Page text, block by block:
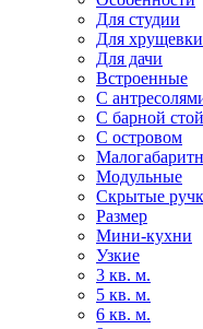
Для студии
Для хрущевки
Для дачи
Встроенные
С
С барной
С островом
Модульные
Скрытые
Размер
Мини-кухни
Узкие
3 кв. м.
5 кв. м.
6 кв. м.